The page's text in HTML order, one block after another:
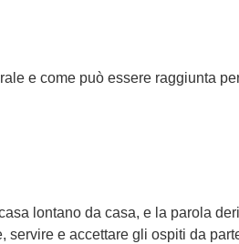
e come può essere raggiunta
lontano da casa, e la parola
servire e accettare gli ospiti da